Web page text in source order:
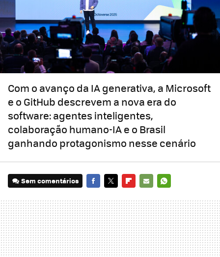
Com o avanço da IA generativa, a Microsoft
e o GitHub descrevem a nova era do
software: agentes inteligentes,
colaboração humano-IA e o Brasil
ganhando protagonismo nesse cenário
Sem comentários
MAIL